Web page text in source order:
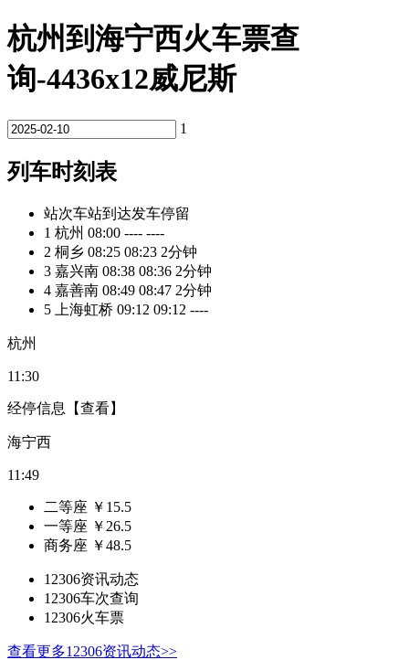
杭州到海宁西火车票查
询-4436x12威尼斯
1
列车时刻表
站次车站到达发车停留
1 杭州 08:00 ---- ----
2 桐乡 08:25 08:23 2分钟
3 嘉兴南 08:38 08:36 2分钟
4 嘉善南 08:49 08:47 2分钟
5
上海虹桥 09:12 09:12 ----
杭州
11:30
经停信息 【查看】
海宁西
11:49
二等座 ￥ 15.5
一等座 ￥ 26.5
商务座 ￥48.5
12306资讯动态
12306车次查询
12306火车票
查看更多12306资讯动态>>